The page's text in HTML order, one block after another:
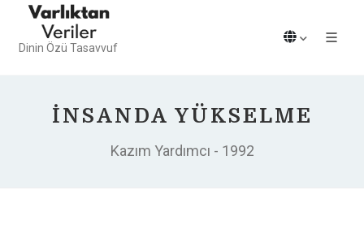
Dinin Özü Tasavvuf
İNSANDA YÜKSELME
Kazım Yardımcı - 1992